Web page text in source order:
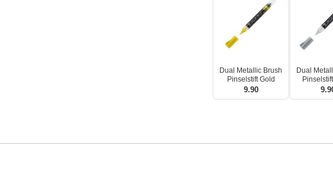
Dual Metallic Brush
Pinselstift Gold
9.90
Dual